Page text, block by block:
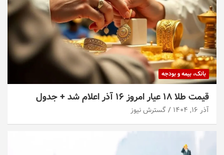
بانک، بیمه و بودجه
قیمت طلا ۱۸ عیار امروز ۱۶ آذر اعلام شد + جدول
آذر ۱۶, ۱۴۰۴ گسترش نیوز